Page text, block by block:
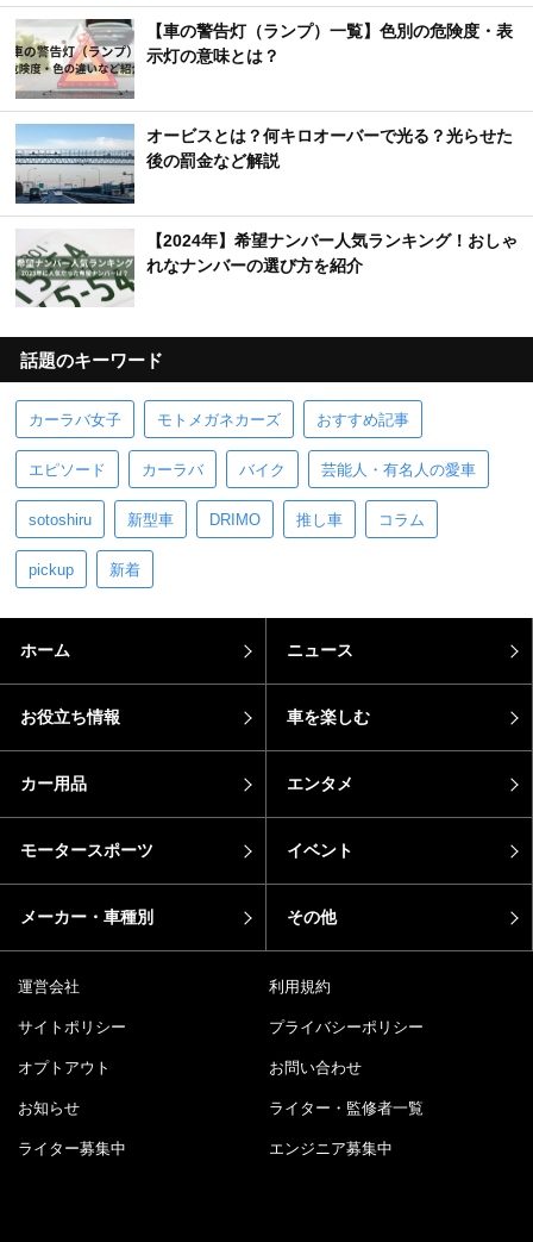
【車の警告灯（ランプ）一覧】色別の危険度・表
示灯の意味とは？
オービスとは？何キロオーバーで光る？光らせた
後の罰金など解説
【2024年】希望ナンバー人気ランキング！おしゃ
れなナンバーの選び方を紹介
話題のキーワード
カーラバ女子 モトメガネカーズ おすすめ記事
エピソード カーラバ バイク 芸能人・有名人の愛車
sotoshiru 新型車 DRIMO 推し車 コラム
pickup 新着
ホーム ニュース
お役立ち情報 車を楽しむ
カー用品 エンタメ
モータースポーツ イベント
メーカー・車種別 その他
運営会社 利用規約
サイトポリシー プライバシーポリシー
オプトアウト お問い合わせ
お知らせ ライター・監修者一覧
ライター募集中 エンジニア募集中